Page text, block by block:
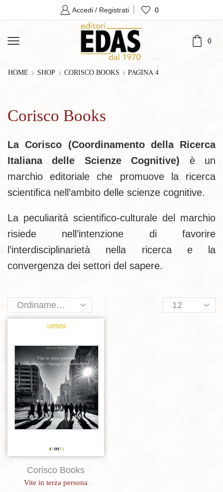
Accedi / Registrati 0
0
HOME SHOP CORISCO BOOKS PAGINA 4
Corisco Books
La Corisco (Coordinamento della Ricerca
Italiana delle Scienze Cognitive) è un
marchio editoriale che promuove la ricerca
scientifica nell’ambito delle scienze cognitive.
La peculiarità scientifico-culturale del marchio
risiede nell’intenzione di favorire
l’interdisciplinarietà nella ricerca e la
convergenza dei settori del sapere.
Products
Aggiungi alla lista dei desideri
Corisco Books
Vite in terza persona